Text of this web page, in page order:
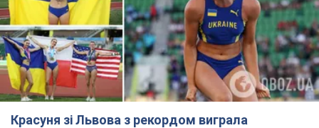
Красуня зі Львова з рекордом виграла